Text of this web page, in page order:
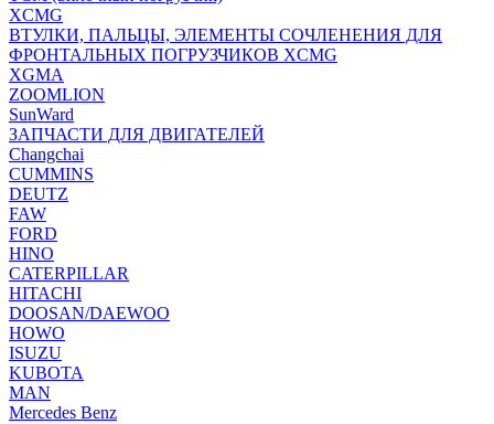
XCMG
ВТУЛКИ, ПАЛЬЦЫ, ЭЛЕМЕНТЫ СОЧЛЕНЕНИЯ ДЛЯ
ФРОНТАЛЬНЫХ ПОГРУЗЧИКОВ XCMG
XGMA
ZOOMLION
SunWard
ЗАПЧАСТИ ДЛЯ ДВИГАТЕЛЕЙ
Changchai
CUMMINS
DEUTZ
FAW
FORD
HINO
CATERPILLAR
HITACHI
DOOSAN/DAEWOO
HOWO
ISUZU
KUBOTA
MAN
Mercedes Benz